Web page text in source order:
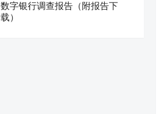
数字银行调查报告（附报告下
载）